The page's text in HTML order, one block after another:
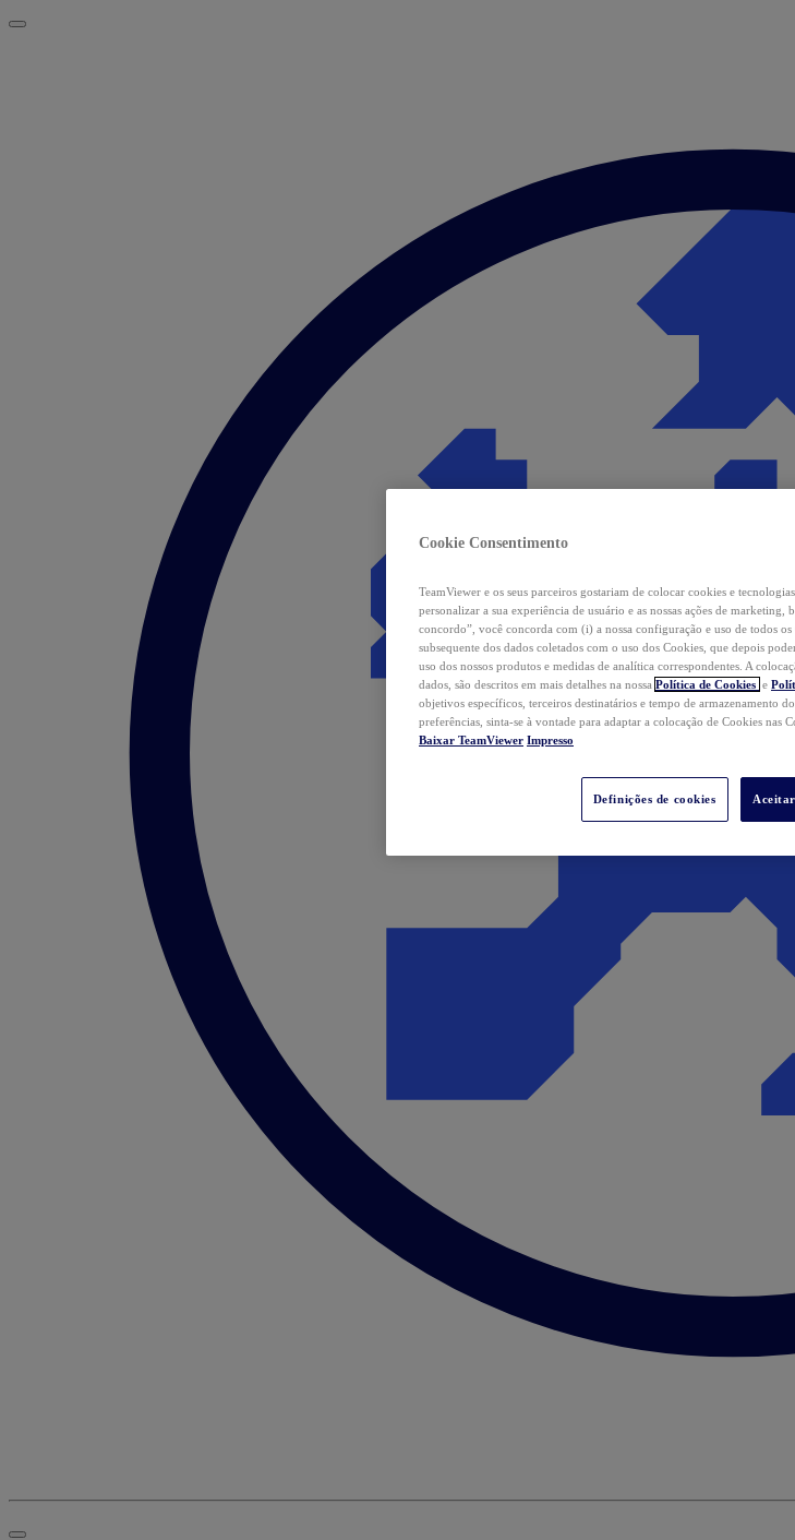
Cookie Consentimento
TeamViewer e os seus parceiros gostariam de colocar cookies e
personalizar a sua experiência de usuário e as nossas ações de
concordo”, você concorda com (i) a nossa configuração e uso de todos
subsequente dos dados coletados com o uso dos Cookies, que depois
uso dos nossos produtos e medidas de analítica correspondentes. A
dados, são descritos em mais detalhes na nossa Política de Cookies e
objetivos específicos, terceiros destinatários e tempo de armazenamento
preferências, sinta-se à vontade para adaptar a colocação de Cookies nas
Baixar TeamViewer Impresso
Definições de cookies